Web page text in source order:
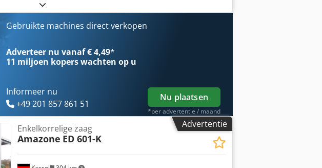
Gebruikte machines direct verkopen
Adverteer nu vanaf € 4,49*
11 miljoen koperswachten op u
Informeer nu
+49 201 857 861 51
Nu plaatsen
*per advertentie / maand
Advertentie
Enkelkorrelige zaag
Amazone ED 601-K